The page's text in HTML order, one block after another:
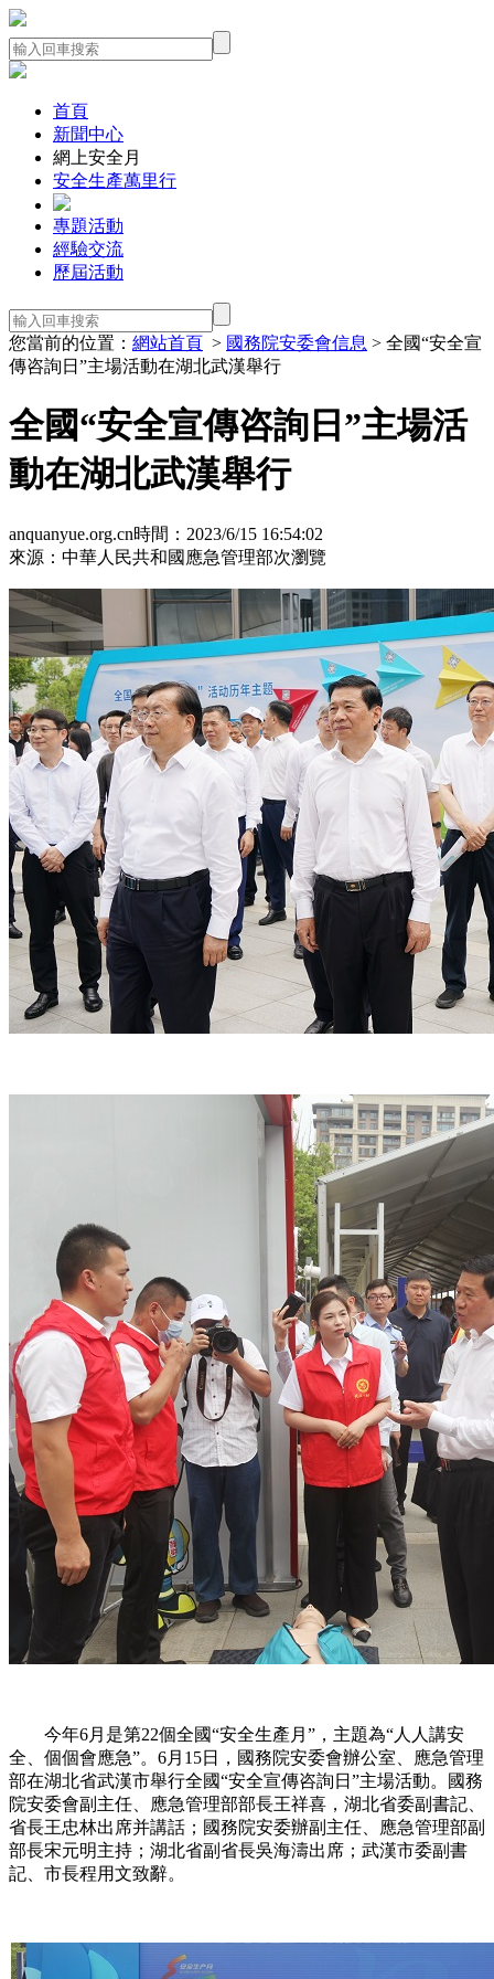
首頁
新聞中心
網上安全月
安全生產萬里行
專題活動
經驗交流
歷屆活動
您當前的位置： 網站首頁 > 國務院安委會信息 > 全國“安全宣
傳咨詢日”主場活動在湖北武漢舉行
全國“安全宣傳咨詢日”主場活
動在湖北武漢舉行
anquanyue.org.cn時間：2023/6/15 16:54:02
來源：中華人民共和國應急管理部次瀏覽
今年6月是第22個全國“安全生產月”，主題為“人人講安
全、個個會應急”。6月15日，國務院安委會辦公室、應急管理
部在湖北省武漢市舉行全國“安全宣傳咨詢日”主場活動。國務
院安委會副主任、應急管理部部長王祥喜，湖北省委副書記、
省長王忠林出席并講話；國務院安委辦副主任、應急管理部副
部長宋元明主持；湖北省副省長吳海濤出席；武漢市委副書
記、市長程用文致辭。